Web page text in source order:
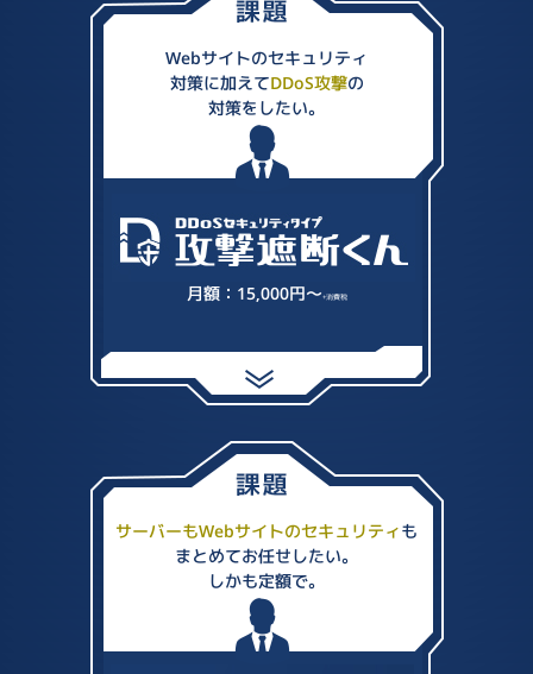
Webサイトのセキュリティ
対策に加えてDDoS攻撃の
対策をしたい。
月額：15,000円～+消費税
サーバーもWebサイトのセキュリティも
まとめてお任せしたい。
しかも定額で。